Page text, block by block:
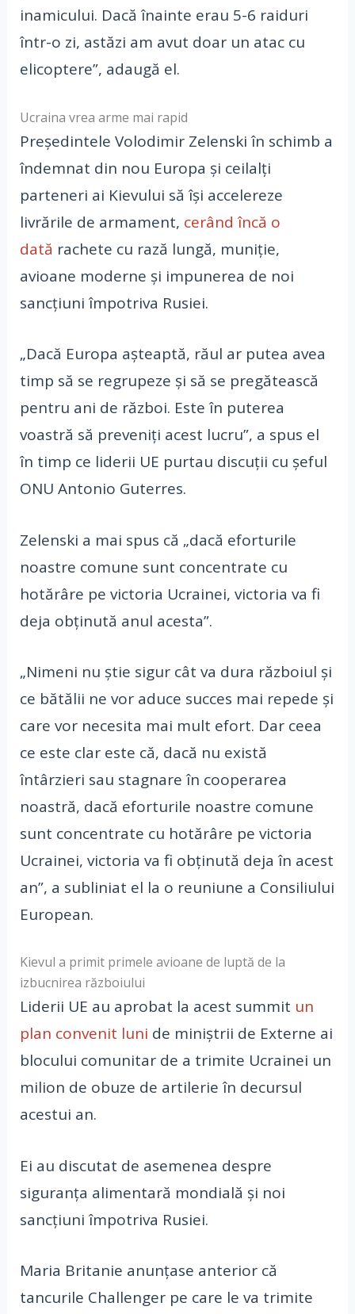
inamicului. Dacă înainte erau 5-6 raiduri
într-o zi, astăzi am avut doar un atac cu
elicoptere”, adaugă el.
Ucraina vrea arme mai rapid
Președintele Volodimir Zelenski în schimb a
îndemnat din nou Europa și ceilalți
parteneri ai Kievului să își accelereze
livrările de armament, cerând încă o
dată rachete cu rază lungă, muniție,
avioane moderne și impunerea de noi
sancțiuni împotriva Rusiei.
„Dacă Europa așteaptă, răul ar putea avea
timp să se regrupeze și să se pregătească
pentru ani de război. Este în puterea
voastră să preveniți acest lucru”, a spus el
în timp ce liderii UE purtau discuții cu șeful
ONU Antonio Guterres.
Zelenski a mai spus că „dacă eforturile
noastre comune sunt concentrate cu
hotărâre pe victoria Ucrainei, victoria va fi
deja obținută anul acesta”.
„Nimeni nu știe sigur cât va dura războiul și
ce bătălii ne vor aduce succes mai repede și
care vor necesita mai mult efort. Dar ceea
ce este clar este că, dacă nu există
întârzieri sau stagnare în cooperarea
noastră, dacă eforturile noastre comune
sunt concentrate cu hotărâre pe victoria
Ucrainei, victoria va fi obținută deja în acest
an”, a subliniat el la o reuniune a Consiliului
European.
Kievul a primit primele avioane de luptă de la
izbucnirea războiului
Liderii UE au aprobat la acest summit un
plan convenit luni de miniștrii de Externe ai
blocului comunitar de a trimite Ucrainei un
milion de obuze de artilerie în decursul
acestui an.
Ei au discutat de asemenea despre
siguranța alimentară mondială și noi
sancțiuni împotriva Rusiei.
Maria Britanie anunțase anterior că
tancurile Challenger pe care le va trimite